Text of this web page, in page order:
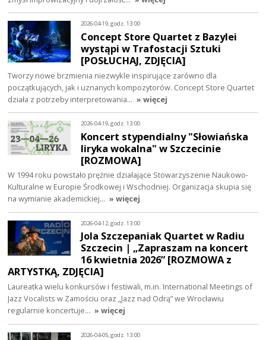
2026-04-19, godz. 13:00
Concept Store Quartet z Bazylei
wystąpi w Trafostacji Sztuki
[POSŁUCHAJ, ZDJĘCIA]
Tworzy nowe brzmienia niezwykle inspirujące zarówno dla
początkujących, jak i uznanych kompozytorów. Concept Store Quartet
działa z potrzeby interpretowania… » więcej
2026-04-19, godz. 13:00
Koncert stypendialny "Słowiańska
liryka wokalna" w Szczecinie
[ROZMOWA]
W 1994 roku powstało prężnie działające Stowarzyszenie Naukowo-
Kulturalne w Europie Środkowej i Wschodniej. Organizacja skupia się
na wymianie akademickiej… » więcej
2026-04-12, godz. 13:00
Jola Szczepaniak Quartet w Radiu
Szczecin | „Zapraszam na koncert
16 kwietnia 2026” [ROZMOWA z
ARTYSTKĄ, ZDJĘCIA]
Laureatka wielu konkursów i festiwali, m.in. International Meetings of
Jazz Vocalists w Zamościu oraz „Jazz nad Odrą” we Wrocławiu
regularnie koncertuje… » więcej
2026-04-05, godz. 13:00